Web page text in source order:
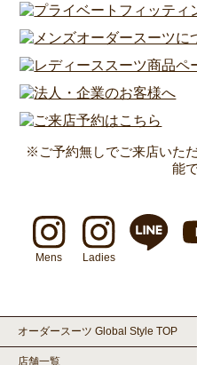
※ご予約無しでご来店いた
能
Mens Ladies
オーダースーツ Global Style TOP
店舗一覧